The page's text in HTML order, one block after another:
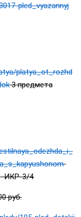
pled_vyazannyj
platya_ot_rozhd
3 предмета
ИКР-3/4
руб.